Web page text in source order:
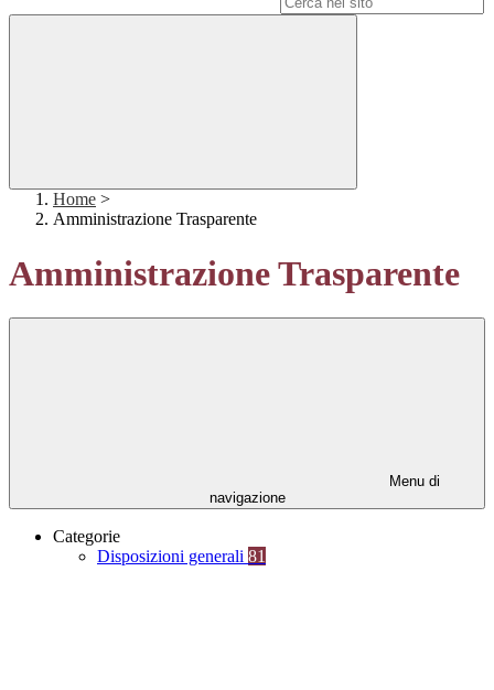
Home >
Amministrazione Trasparente
Amministrazione Trasparente
Menu di
navigazione
Categorie
Disposizioni generali 81